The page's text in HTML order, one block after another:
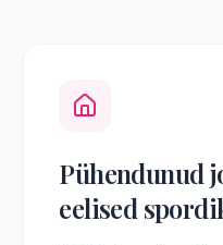
Pühendunud
eelised